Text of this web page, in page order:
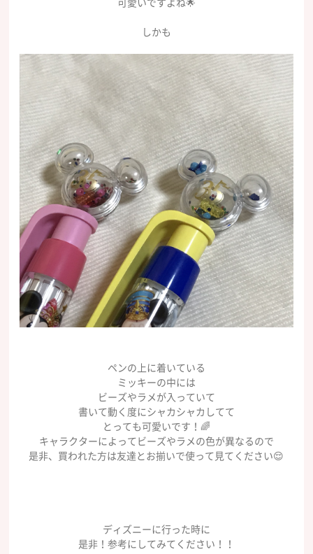
ㅤしかも
ペンの上に着いている
ミッキーの中には
ビーズやラメが入っていて
書いて動く度にシャカシャカしてて
とっても可愛いです！🌈
キャラクターによってビーズやラメの色が異なるので
是非、買われた方は友達とお揃いで使って見てください😌
ディズニーに行った時に
是非！参考にしてみてください！！